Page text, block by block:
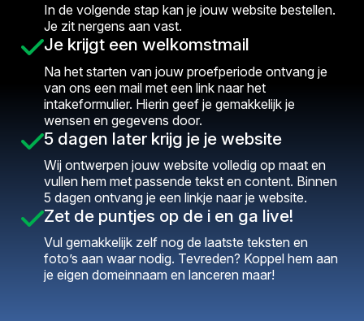
In de volgende stap kan je jouw website bestellen.
Je zit nergens aan vast.
Je krijgt een welkomstmail
Na het starten van jouw proefperiode ontvang je
van ons een mail met een link naar het
intakeformulier. Hierin geef je gemakkelijk je
wensen en gegevens door.
5 dagen later krijg je je website
Wij ontwerpen jouw website volledig op maat en
vullen hem met passende tekst en content. Binnen
5 dagen ontvang je een linkje naar je website.
Zet de puntjes op de i en ga live!
Vul gemakkelijk zelf nog de laatste teksten en
foto’s aan waar nodig. Tevreden? Koppel hem aan
je eigen domeinnaam en lanceren maar!